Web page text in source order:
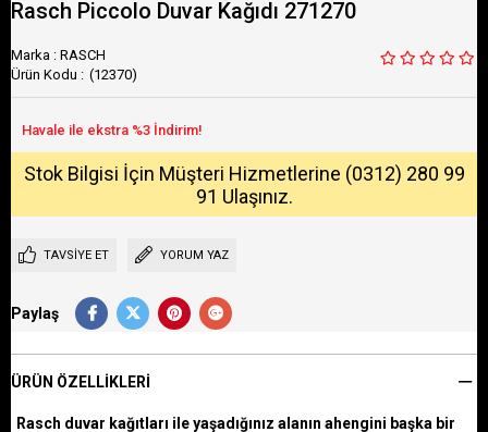
Rasch Piccolo Duvar Kağıdı 271270
Marka : RASCH
(12370)
Stok Bilgisi İçin Müşteri Hizmetlerine (0312) 280 99
91 Ulaşınız.
TAVSIYE ET YORUM YAZ
Paylaş
ÜRÜN ÖZELLIKLERI
Rasch duvar kağıtları ile yaşadığınız alanın ahengini başka bir